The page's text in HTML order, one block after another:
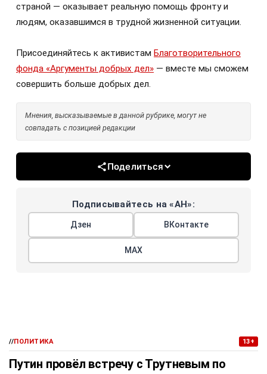
страной — оказывает реальную помощь фронту и
людям, оказавшимся в трудной жизненной ситуации.
Присоединяйтесь к активистам Благотворительного
фонда «Аргументы добрых дел» — вместе мы сможем
совершить больше добрых дел.
Мнения, высказываемые в данной рубрике, могут не
совпадать с позицией редакции
Поделиться
Подписывайтесь на «АН»:
Дзен ВКонтакте
МАХ
//ПОЛИТИКА 13+
Путин провёл встречу с Трутневым по